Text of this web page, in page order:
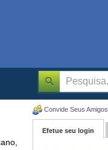
Convide Seus Amigos
Efetue seu login